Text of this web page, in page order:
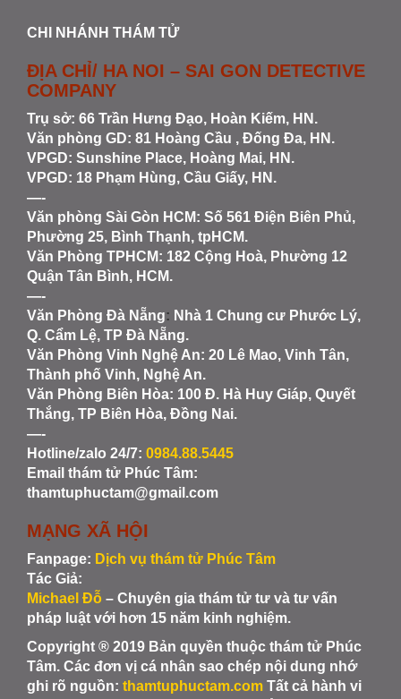
CHI NHÁNH THÁM TỬ
ĐỊA CHỈ/ HA NOI – SAI GON DETECTIVE
COMPANY
Trụ sở: 66 Trần Hưng Đạo, Hoàn Kiếm, HN.
Văn phòng GD: 81 Hoàng Cầu , Đống Đa, HN.
VPGD: Sunshine Place, Hoàng Mai, HN.
VPGD: 18 Phạm Hùng, Cầu Giấy, HN.
—-
Văn phòng Sài Gòn HCM: Số 561 Điện Biên Phủ,
Phường 25, Bình Thạnh, tpHCM.
Văn Phòng TPHCM: 182 Cộng Hoà, Phường 12
Quận Tân Bình, HCM.
—-
Văn Phòng Đà Nẵng: Nhà 1 Chung cư Phước Lý,
Q. Cẩm Lệ, TP Đà Nẵng.
Văn Phòng Vinh Nghệ An: 20 Lê Mao, Vinh Tân,
Thành phố Vinh, Nghệ An.
Văn Phòng Biên Hòa: 100 Đ. Hà Huy Giáp, Quyết
Thắng, TP Biên Hòa, Đồng Nai.
—-
Hotline/zalo 24/7: 0984.88.5445
Email thám tử Phúc Tâm:
thamtuphuctam@gmail.com
MẠNG XÃ HỘI
Fanpage: Dịch vụ thám tử Phúc Tâm
Tác Giả:
Michael Đỗ – Chuyên gia thám tử tư và tư vấn
pháp luật với hơn 15 năm kinh nghiệm.
Copyright ® 2019 Bản quyền thuộc thám tử Phúc
Tâm. Các đơn vị cá nhân sao chép nội dung nhớ
ghi rõ nguồn: thamtuphuctam.com Tất cả hành vi